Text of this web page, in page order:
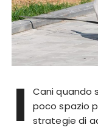
I
Cani quando
poco spazio
strategie di